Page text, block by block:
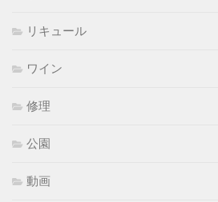
リキュール
ワイン
修理
公園
動画